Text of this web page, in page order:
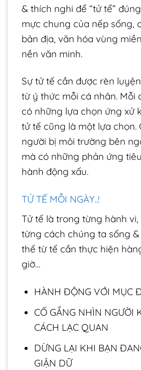
& thích nghi để “tử tể”
mực chung của nếp sống,
bản địa, văn hóa vùng
nền văn minh.
Sự tử tế cần được rèn
từ ý thức mỗi cá nhân. Mỗi
có những lựa chọn ứng xử
tử tế cũng là một lựa chọn.
người bị môi trường bên
mà có những phản ứng
hành động xấu.
TỬ TẾ MỖI NGÀY..!
Tử tế là trong từng hành vi,
từng cách chúng ta sống
thế từ tế cần thực hiện
giờ…
HÀNH ĐỘNG VỚI MỤC
CỐ GẮNG NHÌN NGƯỜI
CÁCH LẠC QUAN
DỪNG LẠI KHI BẠN
GIẬN DỮ